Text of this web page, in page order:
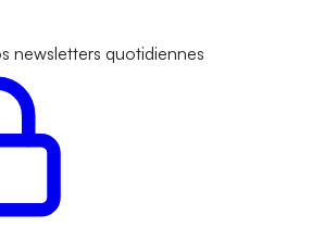
newsletters quotidiennes